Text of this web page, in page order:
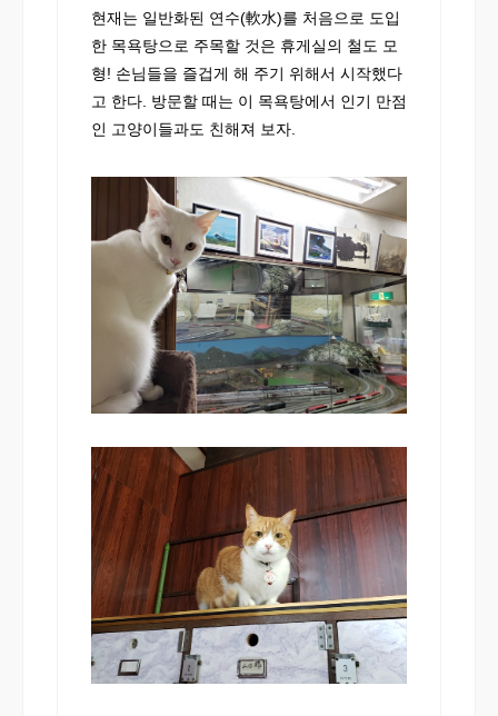
현재는 일반화된 연수(軟水)를 처음으로 도입
한 목욕탕으로 주목할 것은 휴게실의 철도 모
형! 손님들을 즐겁게 해 주기 위해서 시작했다
고 한다. 방문할 때는 이 목욕탕에서 인기 만점
인 고양이들과도 친해져 보자.